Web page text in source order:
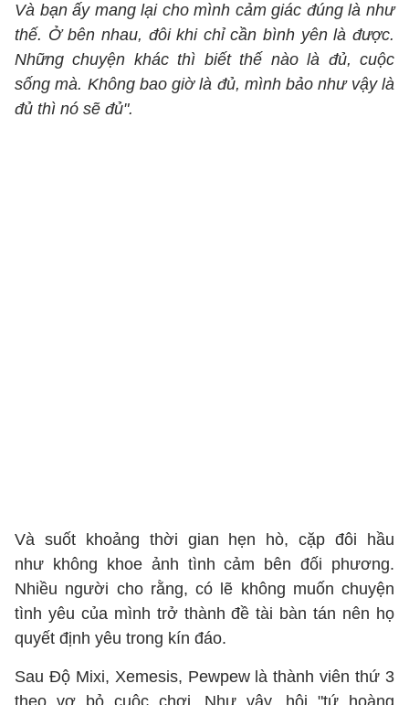
Và bạn ấy mang lại cho mình cảm giác đúng là như
thế. Ở bên nhau, đôi khi chỉ cần bình yên là được.
Những chuyện khác thì biết thế nào là đủ, cuộc
sống mà. Không bao giờ là đủ, mình bảo như vậy là
đủ thì nó sẽ đủ".
Và suốt khoảng thời gian hẹn hò, cặp đôi hầu
như không khoe ảnh tình cảm bên đối phương.
Nhiều người cho rằng, có lẽ không muốn chuyện
tình yêu của mình trở thành đề tài bàn tán nên họ
quyết định yêu trong kín đáo.
Sau Độ Mixi, Xemesis, Pewpew là thành viên thứ 3
theo vợ bỏ cuộc chơi. Như vậy, hội "tứ hoàng